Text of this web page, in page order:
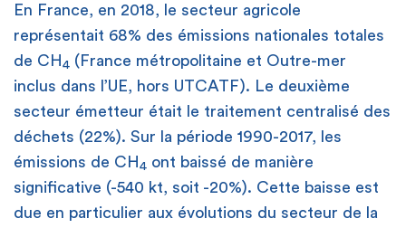
En France, en 2018, le secteur agricole
représentait 68% des émissions nationales totales
de CH 4 (France métropolitaine et Outre-mer
inclus dans l’UE, hors UTCATF). Le deuxième
secteur émetteur était le traitement centralisé des
déchets (22%). Sur la période 1990-2017, les
émissions de CH 4 ont baissé de manière
significative (-540 kt, soit -20%). Cette baisse est
due en particulier aux évolutions du secteur de la